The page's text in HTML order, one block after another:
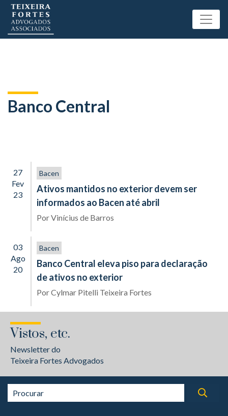
Banco Central
27
Fev
23
Bacen
Ativos mantidos no exterior devem ser
informados ao Bacen até abril
PorVinícius de Barros
03
Ago
20
Bacen
Banco Central eleva piso para declaração
de ativos no exterior
PorCylmar Pitelli Teixeira Fortes
Vistos, etc.
Newsletter do
Teixeira Fortes Advogados